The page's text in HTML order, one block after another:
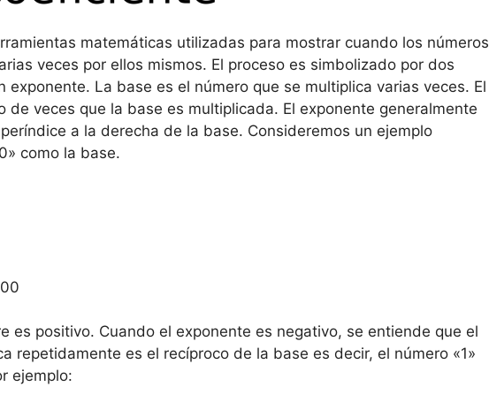
matemáticas utilizadas para mostrar cuando los números
veces por ellos mismos. El proceso es simbolizado por dos
exponente. La base es el número que se multiplica varias veces. El
de veces que la base es multiplicada. El exponente generalmente
a la derecha de la base. Consideremos un ejemplo
como la base.
es positivo. Cuando el exponente es negativo, se entiende que el
repetidamente es el recíproco de la base es decir, el número «1»
ejemplo: